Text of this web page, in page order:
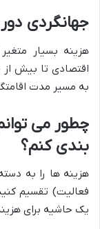
جهانگردی
به مسیر مدت
چطور می
بندی کنم؟
هزینه ها را به
فعالیت) تقسیم
یک حاشیه برای